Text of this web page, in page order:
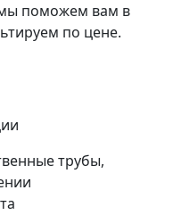
поможем вам в
по цене.
трубы,